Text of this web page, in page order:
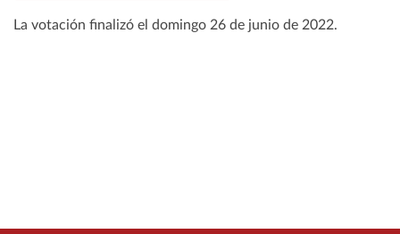
La votación finalizó el domingo 26 de junio de 2022.